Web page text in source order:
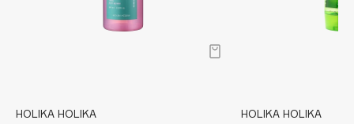
Banderas
HOLIKA HOLIKA
HOLIKA HOLIKA